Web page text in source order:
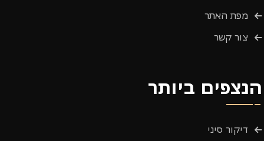
מפת האתר
צור קשר
הנצפים ביותר
דיקור סיני